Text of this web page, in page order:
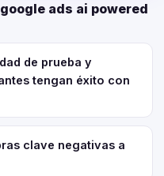
ads ai powered
de prueba y
tengan éxito con
clave negativas a